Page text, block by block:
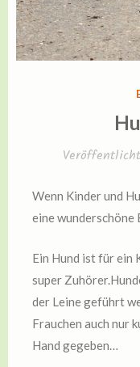
Wenn Kinder und
eine wunderschöne
Ein Hund ist für ein
super
der Leine geführt
Frauchen auch nur
Hand gegeben…